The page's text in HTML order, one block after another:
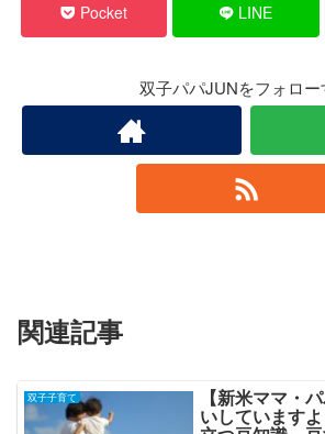
Pocket LINE
双子パパJUNをフォロー
関連記事
双子子育て 【新米ママ・
いしています